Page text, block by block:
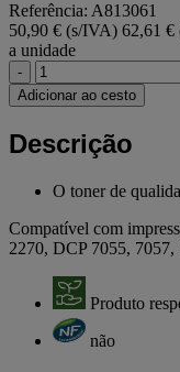
Referência: A813061
50,90 € (s/IVA) 62,61
a unidade
-
Adicionar ao cesto
Descrição
O toner de
Compatível com
2270, DCP 7055,
Produto
não